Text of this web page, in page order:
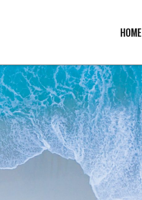
HOME